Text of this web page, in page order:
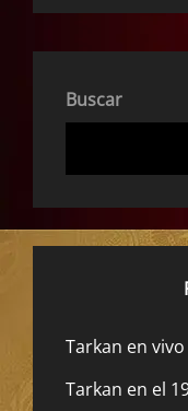
Buscar
Tarkan en
Tarkan en el